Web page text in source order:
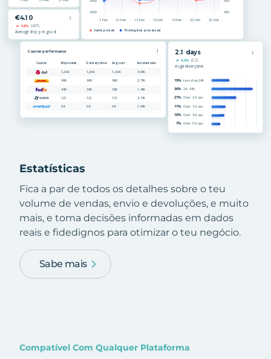
Estatísticas
Fica a par de todos os detalhes sobre o teu
volume de vendas, envio e devoluções, e muito
mais, e toma decisões informadas em dados
reais e fidedignos para otimizar o teu negócio.
Sabe mais
Compatível Com Qualquer Plataforma